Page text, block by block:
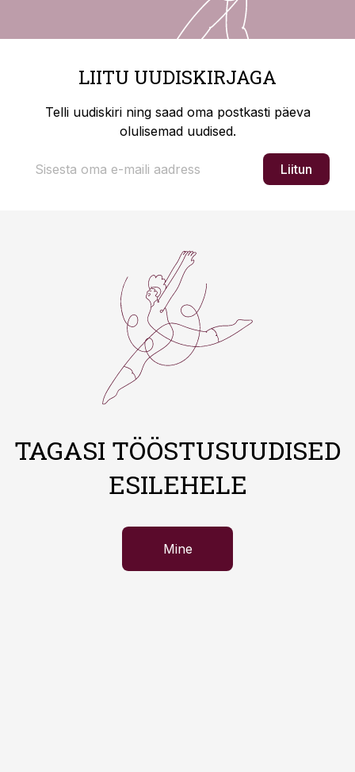
LIITU UUDISKIRJAGA
Telli uudiskiri ning saad oma postkasti päeva
olulisemad uudised.
Liitun
TAGASI TÖÖSTUSUUDISED
ESILEHELE
Mine